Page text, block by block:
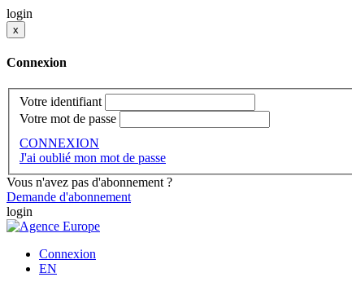
login
x
Connexion
Votre identifiant
Votre mot de passe
CONNEXION
J'ai oublié mon mot de passe
Vous n'avez pas d'abonnement ?
Demande d'abonnement
login
Connexion
EN